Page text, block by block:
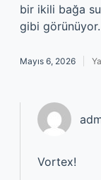
bir ikili bağa su
gibi görünüyor.
Mayıs 6, 2026
Vortex!